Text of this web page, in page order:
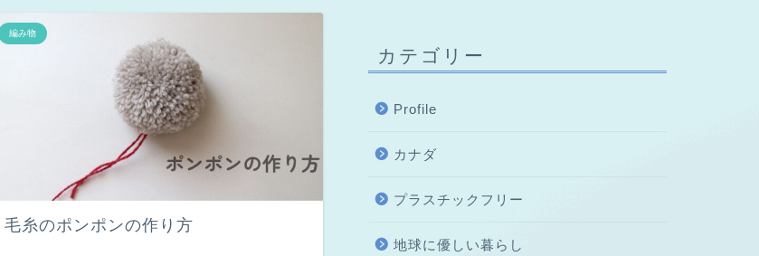
編み物
毛糸のポンポンの作り方
カテゴリー
Profile
カナダ
プラスチックフリー
地球に優しい暮らし